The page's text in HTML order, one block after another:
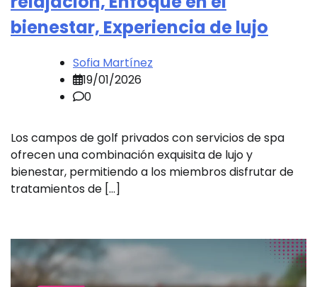
bienestar, Experiencia de lujo
Sofia Martínez
19/01/2026
0
Los campos de golf privados con servicios de spa
ofrecen una combinación exquisita de lujo y
bienestar, permitiendo a los miembros disfrutar de
tratamientos de […]